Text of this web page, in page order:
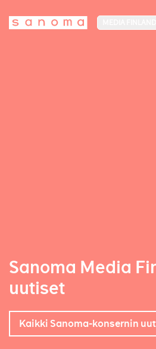
Sanoma Media
uutiset
Kaikki Sanoma-konsernin